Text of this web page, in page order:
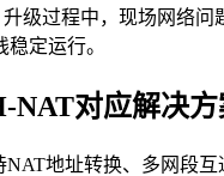
级过程中，现场网络
定运行。
NAT对应解决方
地址转换、多网段